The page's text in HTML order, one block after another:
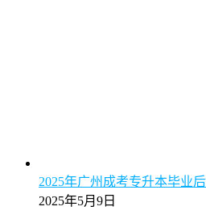
2025年广州成考专升本毕业
2025年5月9日